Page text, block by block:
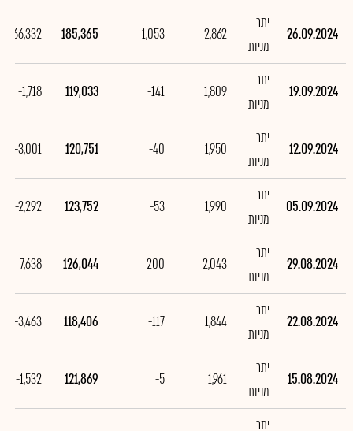
26.09.2024
יתר
מניות
2,862
1,053
185,365
66,332
19.09.2024
יתר
מניות
1,809
-141
119,033
-1,718
12.09.2024
יתר
מניות
1,950
-40
120,751
-3,001
05.09.2024
יתר
מניות
1,990
-53
123,752
-2,292
29.08.2024
יתר
מניות
2,043
200
126,044
7,638
22.08.2024
יתר
מניות
1,844
-117
118,406
-3,463
15.08.2024
יתר
מניות
1,961
-5
121,869
-1,532
יתר